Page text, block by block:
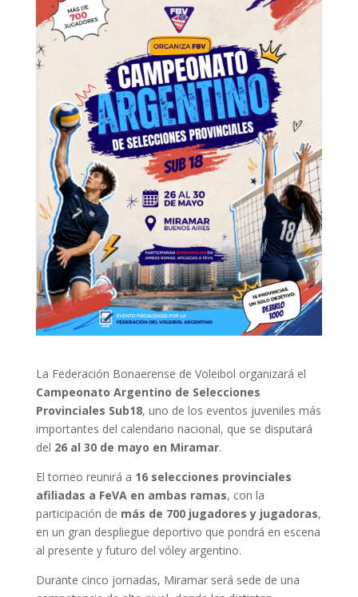
La Federación Bonaerense de Voleibol organizará el
Campeonato Argentino de Selecciones
Provinciales Sub18, uno de los eventos juveniles más
importantes del calendario nacional, que se disputará
del 26 al 30 de mayo en Miramar.
El torneo reunirá a 16 selecciones provinciales
afiliadas a FeVA en ambas ramas, con la
participación de más de 700 jugadores y jugadoras,
en un gran despliegue deportivo que pondrá en escena
al presente y futuro del vóley argentino.
Durante cinco jornadas, Miramar será sede de una